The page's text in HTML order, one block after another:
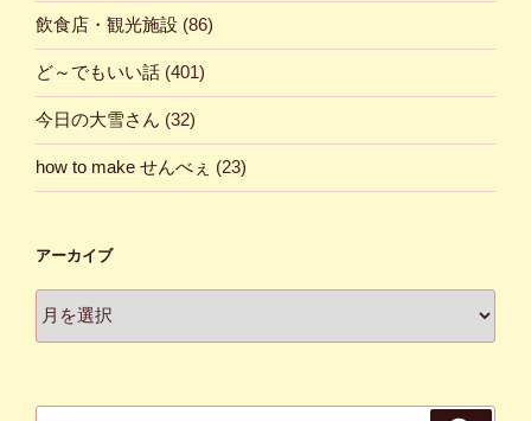
飲食店・観光施設 (86)
ど～でもいい話 (401)
今日の大雪さん (32)
how to make せんべぇ (23)
アーカイブ
ー